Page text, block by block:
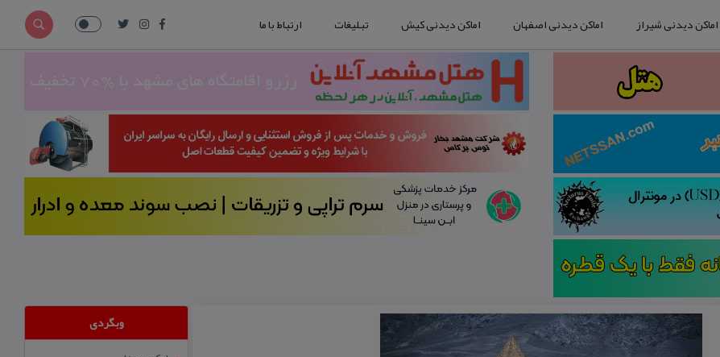
اماکن دیدنی شیراز اماکن دیدنی اصفهان اماکن دیدنی کیش تبلیغات ارتباط با ما
وبگردی